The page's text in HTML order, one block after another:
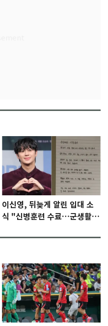
이신영, 뒤늦게 알린 입대 소
식 "신병훈련 수료…군생활